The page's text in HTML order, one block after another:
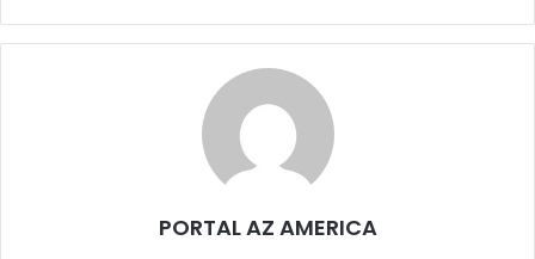
PORTAL AZ AMERICA